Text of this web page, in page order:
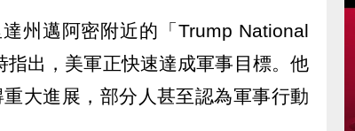
州邁阿密附近的「Trump National
出，美軍正快速達成軍事目標。他
大進展，部分人甚至認為軍事行動